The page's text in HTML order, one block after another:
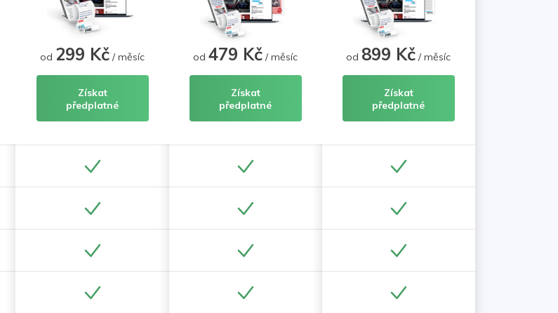
od 299 Kč / měsíc
Získat
předplatné
od479 Kč / měsíc
Získat
předplatné
od 899 Kč / měsíc
Získat
předplatné